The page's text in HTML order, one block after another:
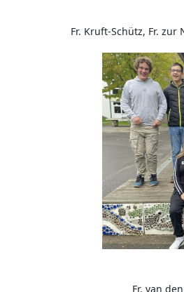
Fr. Kruft-Schütz, Fr. zur
Fr. van